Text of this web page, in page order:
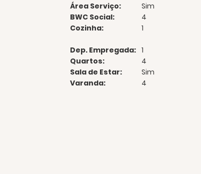
Área Serviço: Sim
BWC Social:
4
Cozinha:
1
Dep. Empregada: 1
Quartos:
4
Sala de Estar:
Sim
Varanda:
4